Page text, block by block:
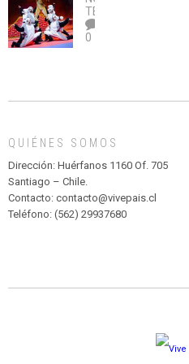
legalice
el
abuso”
DE
TEATRO
Y
MADAGASCAR
PARQUE
HURATDO
TEATRO
0
QUIÉNES SOMOS
Dirección: Huérfanos 1160 Of. 705
Santiago – Chile.
Contacto: contacto@vivepais.cl
Teléfono: (562) 29937680